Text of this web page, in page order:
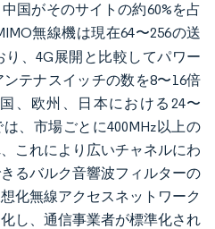
国がそのサイトの約60%を占
無線機は現在64〜256の送
、4G展開と比較してパワー
テナスイッチの数を8〜16倍
、欧州、日本における24〜
、市場ごとに400MHz以上の
これにより広いチャネルにわ
るバルク音響波フィルターの
化無線アクセスネットワーク
し、通信事業者が標準化され